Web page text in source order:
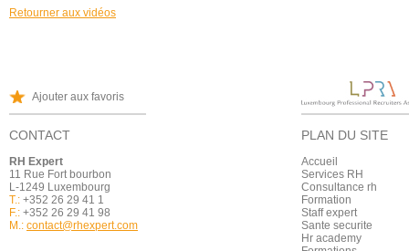
Retourner aux vidéos
Ajouter aux favoris
CONTACT
RH Expert
11 Rue Fort bourbon
L-1249 Luxembourg
T.: +352 26 29 41 1
F.: +352 26 29 41 98
M.: contact@rhexpert.com
PLAN DU SITE
Accueil
Services RH
Consultance rh
Formation
Staff expert
Sante securite
Hr academy